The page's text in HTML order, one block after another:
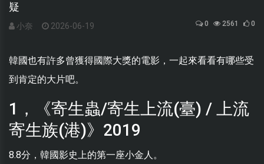
疑
小奈 2026-06-19 0 2561 0
韓國也有許多曾獲得國際大獎的電影，一起來看看有哪些受
到肯定的大片吧。
1，《寄生蟲/寄生上流(臺) / 上流
寄生族(港)》2019
8.8分，韓國影史上的第一座小金人。